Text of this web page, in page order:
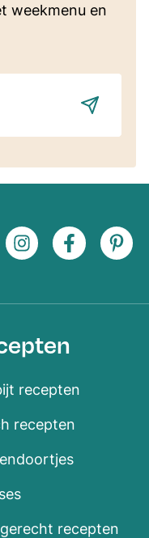
weekmenu en
recepten
recepten
recepten